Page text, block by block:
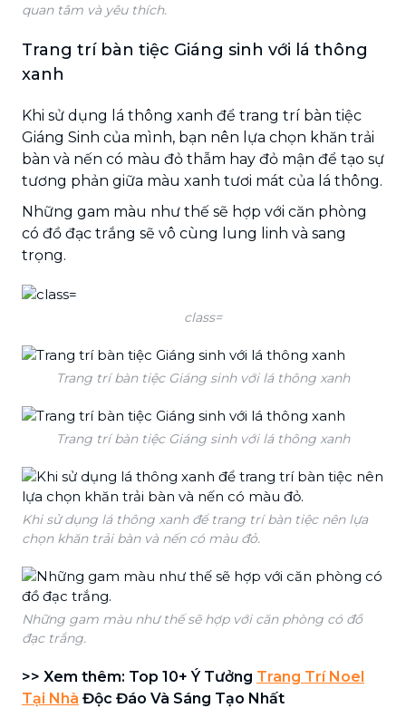
quan tâm và yêu thích.
Trang trí bàn tiệc Giáng sinh với lá thông
xanh
Khi sử dụng lá thông xanh để trang trí bàn tiệc
Giáng Sinh của mình, bạn nên lựa chọn khăn trải
bàn và nến có màu đỏ thẫm hay đỏ mận để tạo sự
tương phản giữa màu xanh tươi mát của lá thông.
Những gam màu như thế sẽ hợp với căn phòng
có đồ đạc trắng sẽ vô cùng lung linh và sang
trọng.
class=
Trang trí bàn tiệc Giáng sinh với lá thông xanh
Trang trí bàn tiệc Giáng sinh với lá thông xanh
Khi sử dụng lá thông xanh để trang trí bàn tiệc nên lựa
chọn khăn trải bàn và nến có màu đỏ.
Những gam màu như thế sẽ hợp với căn phòng có đồ
đạc trắng.
>> Xem thêm: Top 10+ Ý Tưởng Trang Trí Noel
Tại Nhà Độc Đáo Và Sáng Tạo Nhất